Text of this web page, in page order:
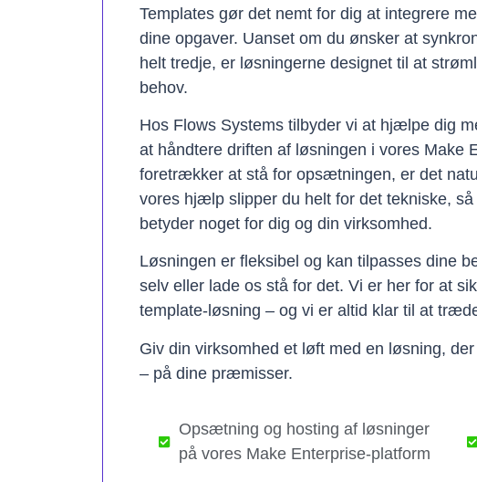
Templates gør det nemt for dig at integrere
dine opgaver. Uanset om du ønsker at
helt tredje, er løsningerne designet til at
behov.
Hos Flows Systems tilbyder vi at hjælpe dig
at håndtere driften af løsningen i vores Make
foretrækker at stå for opsætningen, er det
vores hjælp slipper du helt for det tekniske,
betyder noget for dig og din virksomhed.
Løsningen er fleksibel og kan tilpasses dine
selv eller lade os stå for det. Vi er her for at
template-løsning – og vi er altid klar til at
Giv din virksomhed et løft med en løsning,
– på dine præmisser.
Opsætning og hosting af løsninger
på vores Make Enterprise-platform